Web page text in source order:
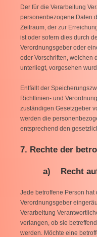
Der für die Verarbeitung
personenbezogene Daten
Zeitraum, der zur
ist oder sofern dies durch
Verordnungsgeber oder
oder Vorschriften, welchen
unterliegt, vorgesehen
Entfällt der
Richtlinien- und
zuständigen Gesetzgeber
werden die
entsprechend den
7. Rechte der
a) Recht auf
Jede betroffene Person
Verordnungsgeber
Verarbeitung
verlangen, ob sie
werden. Möchte eine